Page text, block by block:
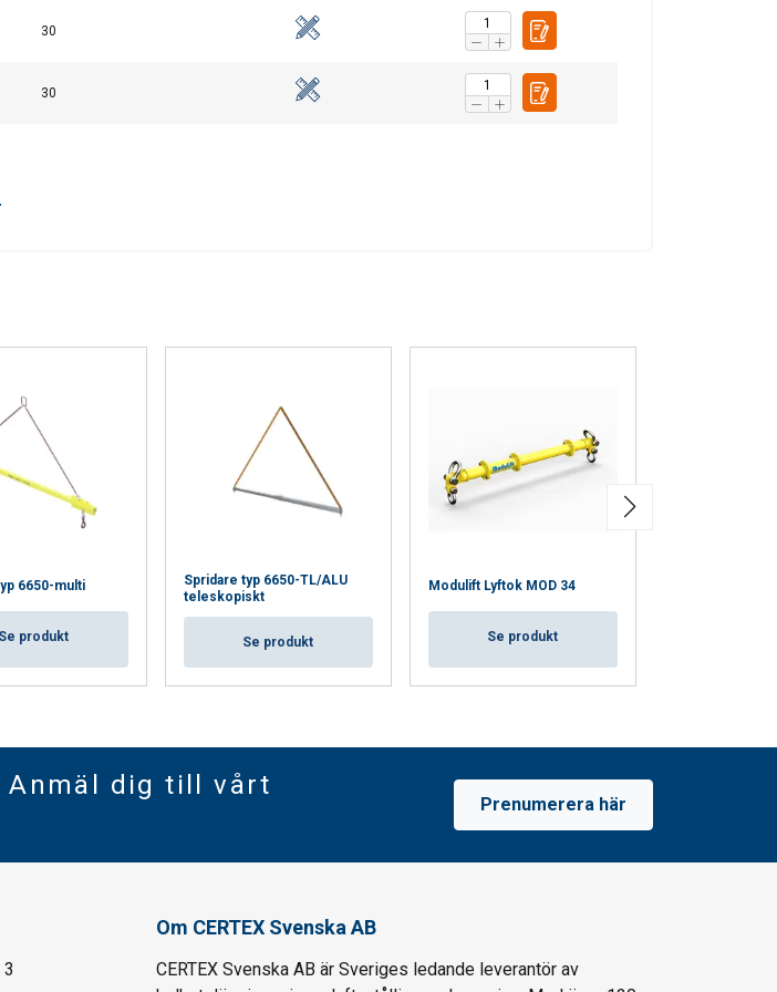
30
30
6650-multi
Se produkt
Spridare typ 6650-TL/ALU
teleskopiskt
Se produkt
Modulift Lyftok MOD 34
Se produkt
Anmäl dig till vårt
Prenumerera här
Om CERTEX Svenska AB
CERTEX Svenska AB är Sveriges ledande leverantör av
ACCEPTERA ALLA